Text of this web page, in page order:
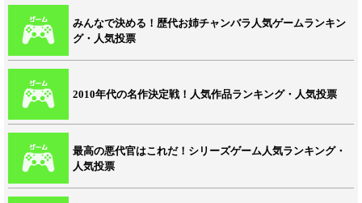
みんなで決める！歴代お姉チャンバラ人気ゲームランキン
グ・人気投票
2010年代の名作決定戦！人気作品ランキング・人気投票
最高の悪代官はこれだ！シリーズゲーム人気ランキング・
人気投票